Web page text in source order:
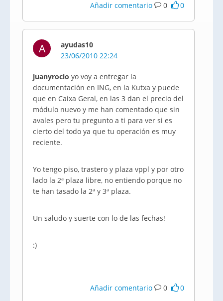
Añadir comentario 0 0
A
ayudas10
23/06/2010 22:24
juanyrocio yo voy a entregar la
documentación en ING, en la Kutxa y puede
que en Caixa Geral, en las 3 dan el precio del
módulo nuevo y me han comentado que sin
avales pero tu pregunto a ti para ver si es
cierto del todo ya que tu operación es muy
reciente.
Yo tengo piso, trastero y plaza vppl y por otro
lado la 2ª plaza libre, no entiendo porque no
te han tasado la 2ª y 3ª plaza.
Un saludo y suerte con lo de las fechas!
:)
Añadir comentario 0 0